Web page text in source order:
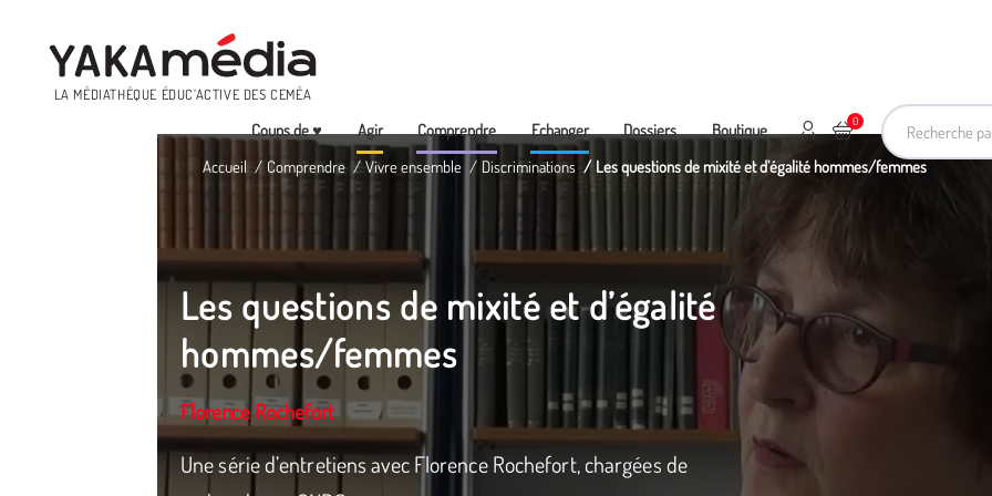
LA MÉDIATHÈQUE ÉDUC’ACTIVE DES CEMÉA
Recherche
Menu
Coups de ♥ Agir Comprendre Echanger Dossiers Boutique 0
Ajouter au panier
Mon compte
Accueil Comprendre Vivre ensemble Discriminations Les questions de mixité et d’égalité hommes/femmes
Les questions de mixité et d’égalité
hommes/femmes
Florence Rochefort
Une série d’entretiens avec Florence Rochefort, chargées de